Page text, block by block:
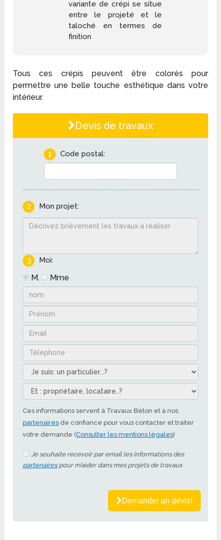
variante de crépi se situe
entre le projeté et le
taloché en termes de
finition
Tous ces crépis peuvent être colorés pour
permettre une belle touche esthétique dans votre
intérieur.
Devis de travaux
1 Code postal:
2 Mon projet:
3 Moi:
M. Mme
Ces informations servent à Travaux Béton et à nos
partenaires de confiance pour vous contacter et traiter
votre demande (Consulter les mentions légales)
Je souhaite recevoir par email les informations des
partenairespour m’aider dans mes projets de travaux
Demander un devis!